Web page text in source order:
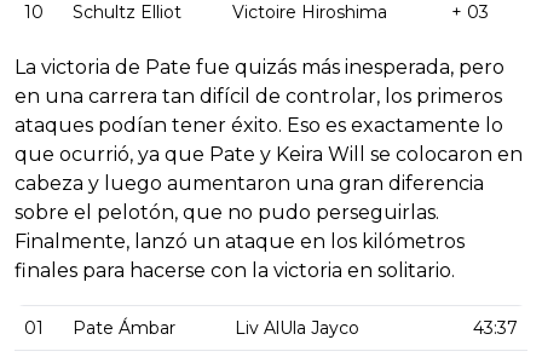
10 Schultz Elliot Victoire Hiroshima + 03
La victoria de Pate fue quizás más inesperada, pero
en una carrera tan difícil de controlar, los primeros
ataques podían tener éxito. Eso es exactamente lo
que ocurrió, ya que Pate y Keira Will se colocaron en
cabeza y luego aumentaron una gran diferencia
sobre el pelotón, que no pudo perseguirlas.
Finalmente, lanzó un ataque en los kilómetros
finales para hacerse con la victoria en solitario.
01 Pate Ámbar Liv AlUla Jayco 43:37